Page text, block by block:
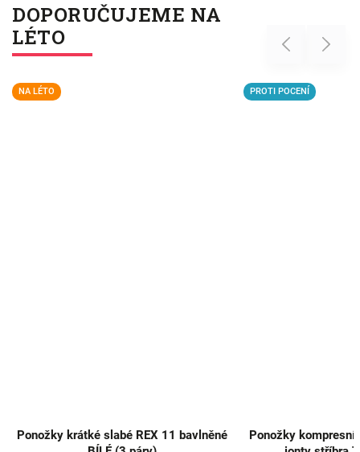
DOPORUČUJEME NA
LÉTO
Previous
NA LÉTO
Ponožky krátké slabé REX 11 bavlněné
PROTI POCENÍ
Ponožky kompresní
Next